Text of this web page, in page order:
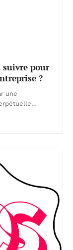
suivre pour
?
une